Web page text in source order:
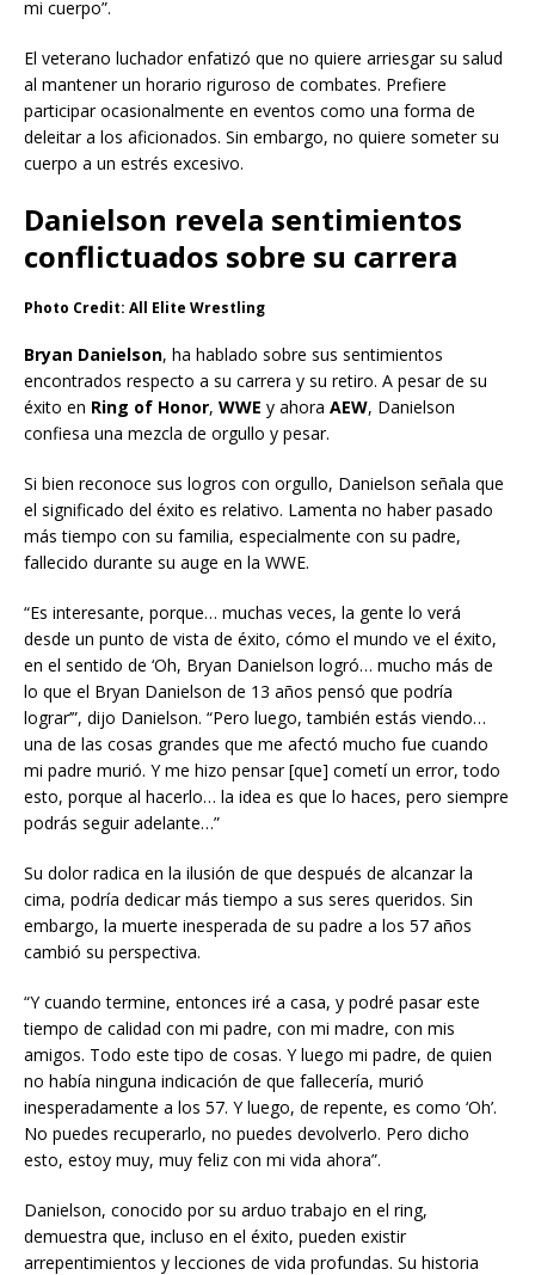
mi cuerpo”.
El veterano luchador enfatizó que no quiere arriesgar su salud
al mantener un horario riguroso de combates. Prefiere
participar ocasionalmente en eventos como una forma de
deleitar a los aficionados. Sin embargo, no quiere someter su
cuerpo a un estrés excesivo.
Danielson revela sentimientos
conflictuados sobre su carrera
Photo Credit: All Elite Wrestling
Bryan Danielson, ha hablado sobre sus sentimientos
encontrados respecto a su carrera y su retiro. A pesar de su
éxito en Ring of Honor, WWE y ahora AEW, Danielson
confiesa una mezcla de orgullo y pesar.
Si bien reconoce sus logros con orgullo, Danielson señala que
el significado del éxito es relativo. Lamenta no haber pasado
más tiempo con su familia, especialmente con su padre,
fallecido durante su auge en la WWE.
“Es interesante, porque… muchas veces, la gente lo verá
desde un punto de vista de éxito, cómo el mundo ve el éxito,
en el sentido de ‘Oh, Bryan Danielson logró… mucho más de
lo que el Bryan Danielson de 13 años pensó que podría
lograr’”, dijo Danielson. “Pero luego, también estás viendo…
una de las cosas grandes que me afectó mucho fue cuando
mi padre murió. Y me hizo pensar [que] cometí un error, todo
esto, porque al hacerlo… la idea es que lo haces, pero siempre
podrás seguir adelante…”
Su dolor radica en la ilusión de que después de alcanzar la
cima, podría dedicar más tiempo a sus seres queridos. Sin
embargo, la muerte inesperada de su padre a los 57 años
cambió su perspectiva.
“Y cuando termine, entonces iré a casa, y podré pasar este
tiempo de calidad con mi padre, con mi madre, con mis
amigos. Todo este tipo de cosas. Y luego mi padre, de quien
no había ninguna indicación de que fallecería, murió
inesperadamente a los 57. Y luego, de repente, es como ‘Oh’.
No puedes recuperarlo, no puedes devolverlo. Pero dicho
esto, estoy muy, muy feliz con mi vida ahora”.
Danielson, conocido por su arduo trabajo en el ring,
demuestra que, incluso en el éxito, pueden existir
arrepentimientos y lecciones de vida profundas. Su historia